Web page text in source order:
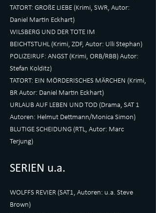
TATORT: GROßE LIEBE (Krimi, SWR, Autor:
Daniel Martin Eckhart)
WILSBERG UND DER TOTE IM
BEICHTSTUHL (Krimi, ZDF, Autor: Ulli Stephan)
POLIZEIRUF: ANGST (Krimi, ORB/RBB) Autor:
Stefan Kolditz)
TATORT: EIN MÖRDERISCHES MÄRCHEN (Krimi,
BR Autor: Daniel Martin Eckhart)
URLAUB AUF LEBEN UND TOD (Drama, SAT 1
Autoren: Helmut Dettmann/Monica Simon)
BLUTIGE SCHEIDUNG (RTL, Autor: Marc
Terjung)
SERIEN u.a.
WOLFFS REVIER (SAT1, Autoren: u.a. Steve
Brown)